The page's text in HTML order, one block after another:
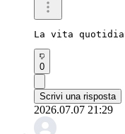
La vita
0
Scrivi una risposta
2026.07.07 21:29